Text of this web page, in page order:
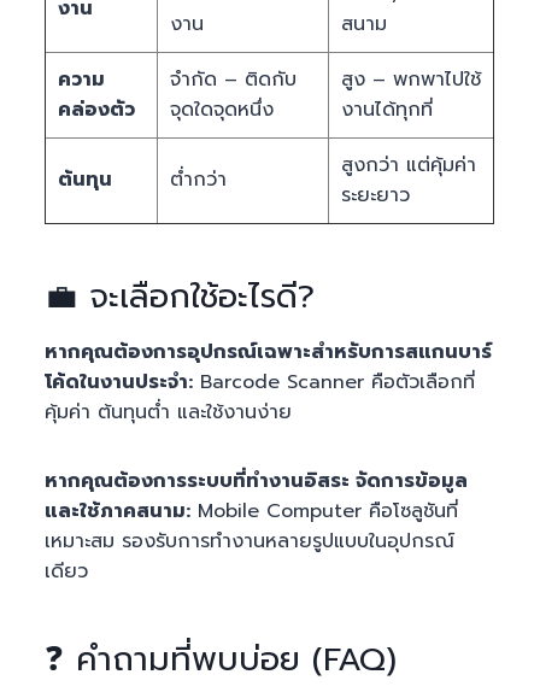
งาน
งาน
สนาม
ความ
คล่องตัว
จำกัด – ติดกับ
จุดใดจุดหนึ่ง
สูง – พกพาไปใช้
งานได้ทุกที่
ต้นทุน ต่ำกว่า
สูงกว่า แต่คุ้มค่า
ระยะยาว
💼 จะเลือกใช้อะไรดี?
หากคุณต้องการอุปกรณ์เฉพาะสำหรับการสแกนบาร์
โค้ดในงานประจำ: Barcode Scanner คือตัวเลือกที่
คุ้มค่า ต้นทุนต่ำ และใช้งานง่าย
หากคุณต้องการระบบที่ทำงานอิสระ จัดการข้อมูล
และใช้ภาคสนาม: Mobile Computer คือโซลูชันที่
เหมาะสม รองรับการทำงานหลายรูปแบบในอุปกรณ์
เดียว
❓ คำถามที่พบบ่อย (FAQ)